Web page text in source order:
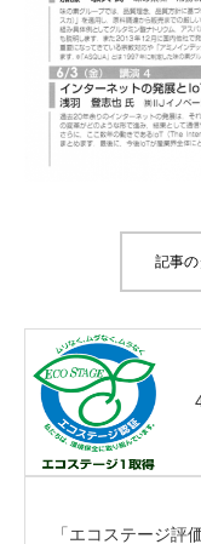
記事
「エコステージ評